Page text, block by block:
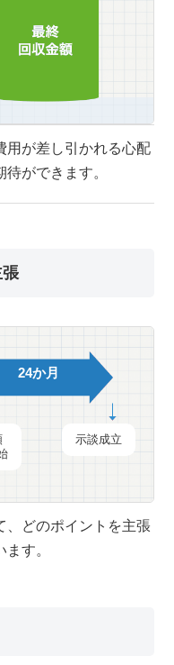
用が差し引かれる心配
待ができます。
24か月
示談成立
、どのポイントを主張
す。